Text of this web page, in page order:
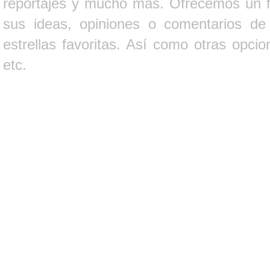
sus ideas, opiniones o comentarios
estrellas favoritas. Así como otras
etc.